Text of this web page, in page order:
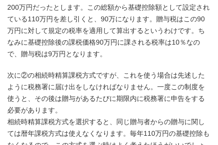
200万円だったとします。この総額から基礎控除額として設定され
ている110万円を差し引くと、90万になります。贈与税はこの90
万円に対して規定の税率を適用して算出するというわけです。ち
なみに基礎控除後の課税価格90万円に課される税率は10％なの
で、贈与税は9万円となります。
次に②の相続時精算課税方式ですが、これを使う場合は先述した
ように税務署に届け出をしなければなりません。一度この制度を
使うと、その後は贈与があるたびに期限内に税務署に申告をする
必要があります。
相続時精算課税方式を選択すると、同じ贈与者からの贈与に関し
ては暦年課税方式は使えなくなります。毎年110万円の基礎控除も